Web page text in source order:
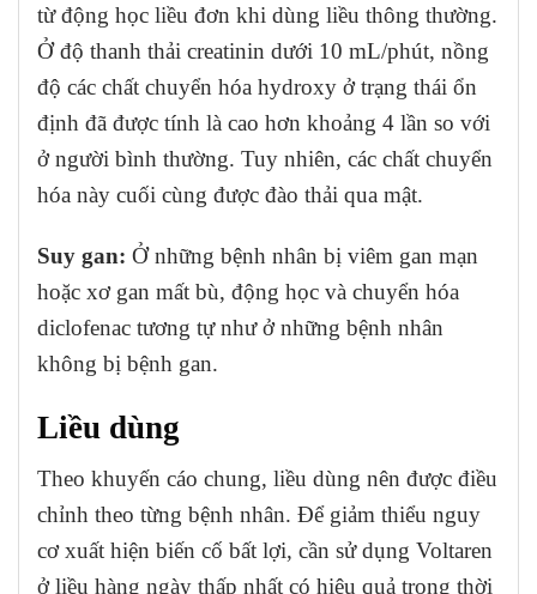
từ động học liều đơn khi dùng liều thông thường.
Ở độ thanh thải creatinin dưới 10 mL/phút, nồng
độ các chất chuyển hóa hydroxy ở trạng thái ổn
định đã được tính là cao hơn khoảng 4 lần so với
ở người bình thường. Tuy nhiên, các chất chuyển
hóa này cuối cùng được đào thải qua mật.
Suy gan: Ở những bệnh nhân bị viêm gan mạn
hoặc xơ gan mất bù, động học và chuyển hóa
diclofenac tương tự như ở những bệnh nhân
không bị bệnh gan.
Liều dùng
Theo khuyến cáo chung, liều dùng nên được điều
chỉnh theo từng bệnh nhân. Để giảm thiểu nguy
cơ xuất hiện biến cố bất lợi, cần sử dụng Voltaren
ở liều hàng ngày thấp nhất có hiệu quả trong thời